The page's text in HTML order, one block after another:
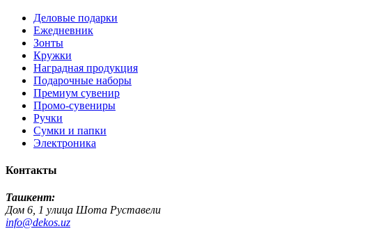
Деловые подарки
Ежедневник
Зонты
Кружки
Наградная продукция
Подарочные наборы
Премиум сувенир
Промо-сувениры
Ручки
Сумки и папки
Электроника
Контакты
Ташкент:
Дом 6, 1 улица Шота Руставели
info@dekos.uz